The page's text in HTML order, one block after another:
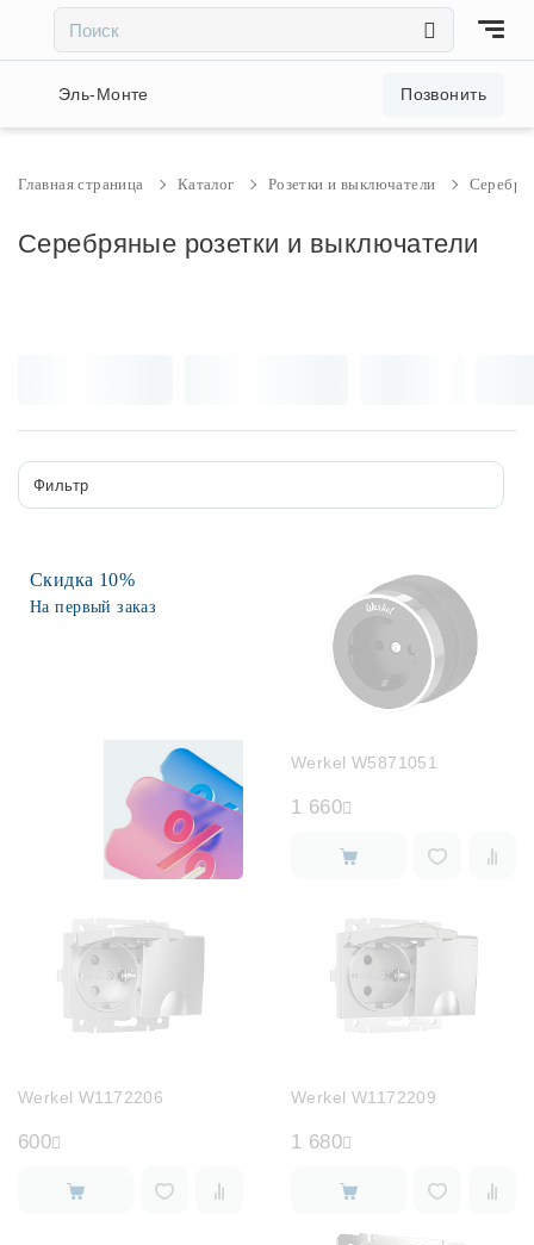
Акции и скидки
Светильники
Трековые системы
Споты
Интерьерная подсветка
Светодиодная лента
Предметы интерьера
Фонари
Эль-Монте Позвонить
Главная страница Каталог Розетки и выключатели
Серебряные розетки и выключатели
Фильтр
Скидка 10%
На первый заказ
Werkel W5871051
1 660
Werkel W1172206
600
Werkel W1172209
1 680
××